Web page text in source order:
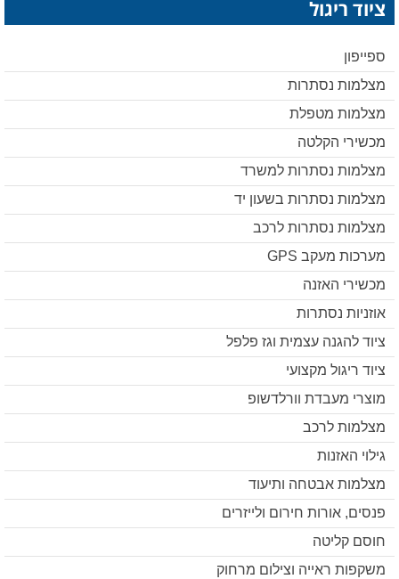
ציוד ריגול
ספייפון
מצלמות נסתרות
מצלמות מטפלת
מכשירי הקלטה
מצלמות נסתרות למשרד
מצלמות נסתרות בשעון יד
מצלמות נסתרות לרכב
מערכות מעקב GPS
מכשירי האזנה
אוזניות נסתרות
ציוד להגנה עצמית וגז פלפל
ציוד ריגול מקצועי
מוצרי מעבדת וורלדשופ
מצלמות לרכב
גילוי האזנות
מצלמות אבטחה ותיעוד
פנסים, אורות חירום ולייזרים
חוסם קליטה
משקפות ראייה וצילום מרחוק